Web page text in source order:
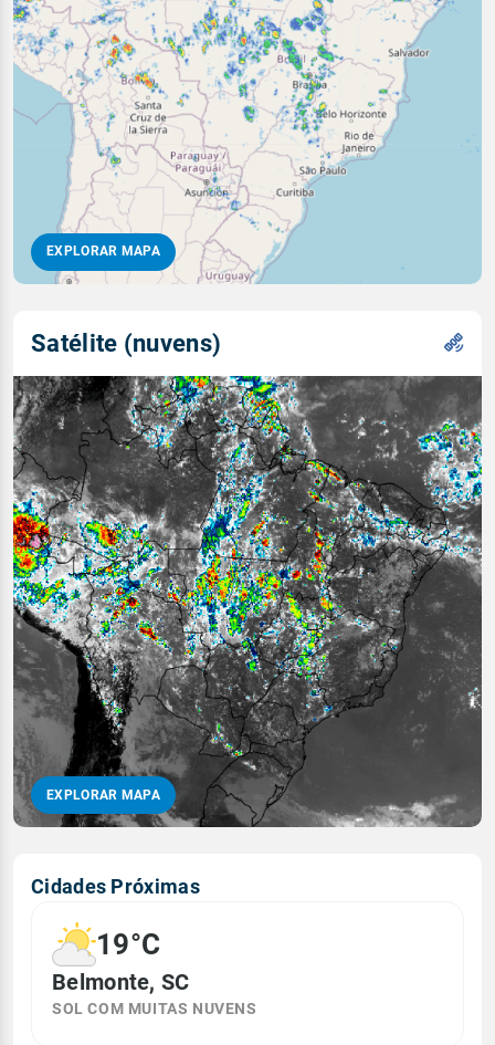
EXPLORAR MAPA
Satélite (nuvens)
EXPLORAR MAPA
Cidades Próximas
19°C
Belmonte, SC
SOL COM MUITAS NUVENS